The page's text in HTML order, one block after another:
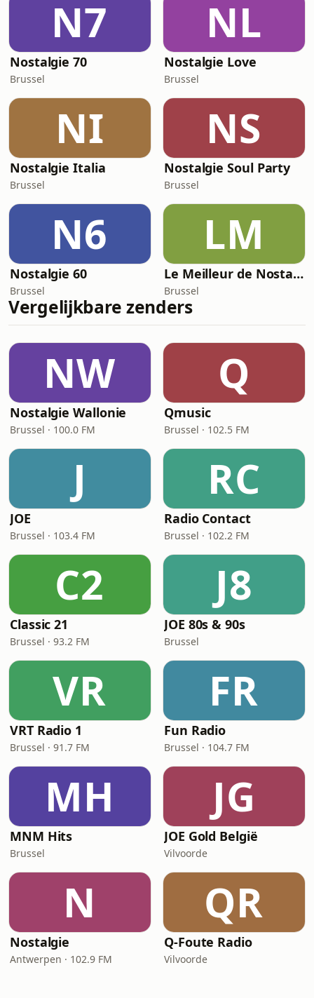
N7
Nostalgie 70
Brussel
NL
Nostalgie Love
Brussel
NI
Nostalgie Italia
Brussel
NS
Nostalgie Soul Party
Brussel
N6
Nostalgie 60
Brussel
LM
Le Meilleur de Nostalgie
Brussel
Vergelijkbare zenders
NW
Nostalgie Wallonie
Brussel · 100.0 FM
Q
Qmusic
Brussel · 102.5 FM
J
JOE
Brussel · 103.4 FM
RC
Radio Contact
Brussel · 102.2 FM
C2
Classic 21
Brussel · 93.2 FM
J8
JOE 80s & 90s
Brussel
VR
VRT Radio 1
Brussel · 91.7 FM
FR
Fun Radio
Brussel · 104.7 FM
MH
MNM Hits
Brussel
JG
JOE Gold België
Vilvoorde
N
Nostalgie
Antwerpen · 102.9 FM
QR
Q-Foute Radio
Vilvoorde